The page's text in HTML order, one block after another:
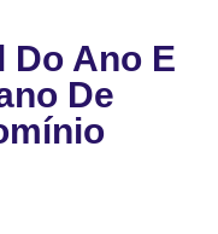
Do Ano E
De